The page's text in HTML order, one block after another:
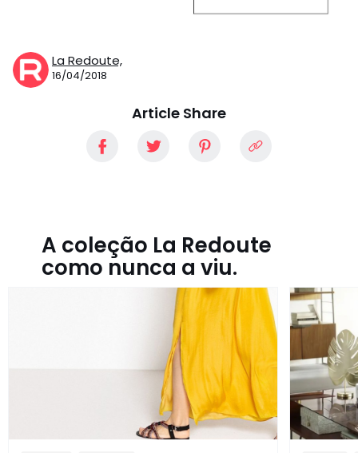
La Redoute,
16/04/2018
Article Share
A coleção La Redoute
como nunca a viu.